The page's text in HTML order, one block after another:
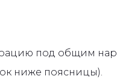
под общим
ниже поясницы).